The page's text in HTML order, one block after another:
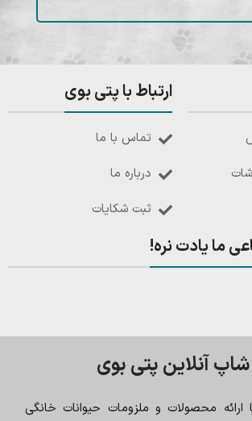
ارتباط با پتی بوی
تماس با ما
درباره ما
ثبت شکایات
ما یادت نره!
آنلاین پتی بوی
ارائه محصولات و ملزومات حیوانات خانگی